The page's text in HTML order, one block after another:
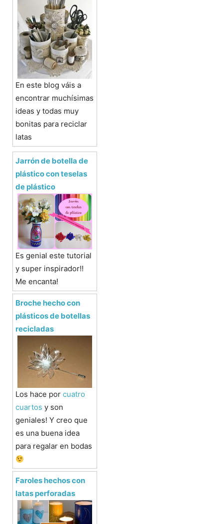
En este blog váis a
encontrar muchísimas
ideas y todas muy
bonitas para reciclar
latas
Jarrón de botella de
plástico con teselas
de plástico
Es genial este tutorial
y super inspirador!!
Me encanta!
Broche hecho con
plásticos de botellas
recicladas
Los hace por cuatro
cuartos y son
geniales! Y creo que
es una buena idea
para regalar en bodas
Faroles hechos con
latas perforadas